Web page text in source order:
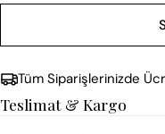
Tüm Siparişlerinizde
Teslimat & Kargo